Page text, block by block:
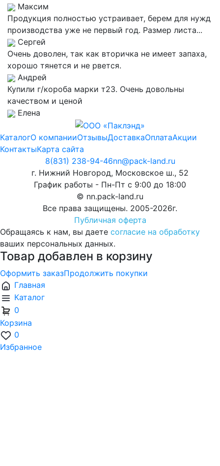
Максим
Продукция полностью устраивает, берем для нужд
производства уже не первый год. Размер листа...
Сергей
Очень доволен, так как вторичка не имеет запаха,
хорошо тянется и не рвется.
Андрей
Купили г/короба марки т23. Очень довольны
качеством и ценой
Елена
КаталогО компанииОтзывыДоставкаОплатаАкции
КонтактыКарта сайта
8(831) 238-94-46nn@pack-land.ru
г. Нижний Новгород, Московское ш., 52
График работы - Пн-Пт с 9:00 до 18:00
© nn.pack-land.ru
Все права защищены. 2005-2026г.
Публичная оферта
Обращаясь к нам, вы даете согласие на обработку
ваших персональных данных.
Товар добавлен в корзину
Оформить заказПродолжить покупки
Главная
Каталог
0
Корзина
0
Избранное